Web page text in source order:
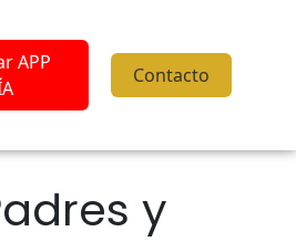
APP
Contacto
y